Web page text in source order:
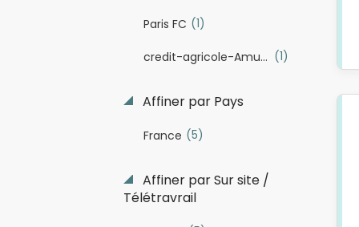
Paris FC (1)
credit-agricole-Amundi (1)
Affiner par Pays
France (5)
Affiner par Sur site /
Télétravrail